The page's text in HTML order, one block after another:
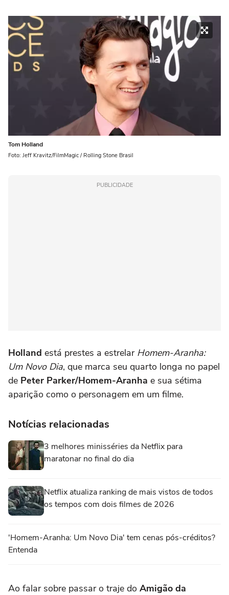
Tom Holland
Foto: Jeff Kravitz/FilmMagic / Rolling Stone Brasil
PUBLICIDADE
Holland está prestes a estrelar Homem-Aranha:
Um Novo Dia, que marca seu quarto longa no papel
de Peter Parker/Homem-Aranha e sua sétima
aparição como o personagem em um filme.
Notícias relacionadas
3 melhores minisséries da Netflix para
maratonar no final do dia
Netflix atualiza ranking de mais vistos de todos
os tempos com dois filmes de 2026
'Homem-Aranha: Um Novo Dia' tem cenas pós-créditos?
Entenda
Ao falar sobre passar o traje do Amigão da